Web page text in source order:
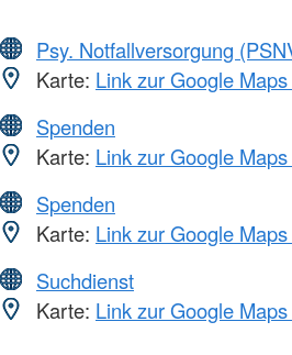
Psy. Notfallversorgung
Karte: Link zur Google
Spenden
Karte: Link zur Google
Spenden
Karte: Link zur Google
Suchdienst
Karte: Link zur Google